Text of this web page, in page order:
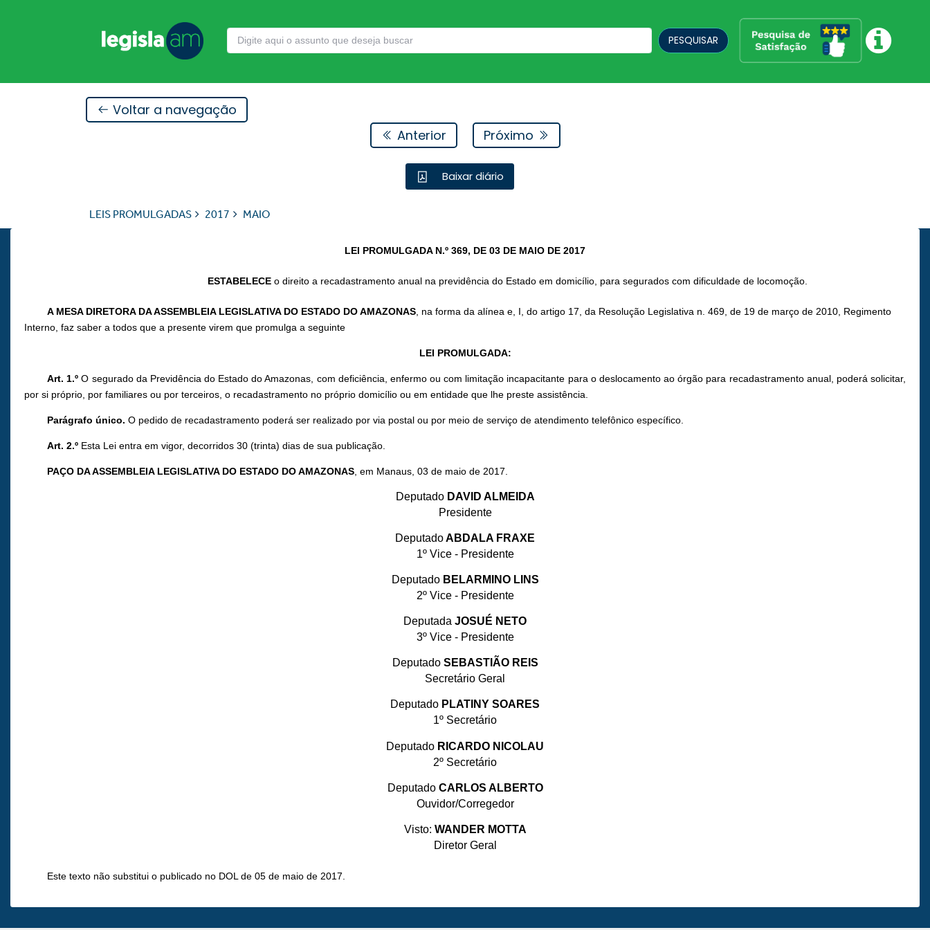
PESQUISAR
Voltar a navegação
Anterior
Próximo
Baixar diário
LEIS PROMULGADAS 2017 MAIO
LEI PROMULGADA N.º 369, DE 03 DE MAIO DE 2017
ESTABELECE o direito a recadastramento anual na previdência do Estado em domicílio, para segurados com dificuldade de locomoção.
A MESA DIRETORA DA ASSEMBLEIA LEGISLATIVA DO ESTADO DO AMAZONAS , na forma da alínea e, I, do artigo 17, da Resolução Legislativa n. 469, de 19 de março de 2010, Regimento
Interno, faz saber a todos que a presente virem que promulga a seguinte
LEI PROMULGADA:
Art. 1.º O segurado da Previdência do Estado do Amazonas, com deficiência, enfermo ou com limitação incapacitante para o deslocamento ao órgão para recadastramento anual, poderá solicitar,
por si próprio, por familiares ou por terceiros, o recadastramento no próprio domicílio ou em entidade que lhe preste assistência.
Parágrafo único. O pedido de recadastramento poderá ser realizado por via postal ou por meio de serviço de atendimento telefônico específico.
Art. 2.º Esta Lei entra em vigor, decorridos 30 (trinta) dias de sua publicação.
PAÇO DA ASSEMBLEIA LEGISLATIVA DO ESTADO DO AMAZONAS, em Manaus, 03 de maio de 2017.
DeputadoDAVID ALMEIDA
Presidente
DeputadoABDALA FRAXE
1º Vice - Presidente
DeputadoBELARMINO LINS
2º Vice - Presidente
Deputada JOSUÉ NETO
3º Vice - Presidente
DeputadoSEBASTIÃO REIS
Secretário Geral
Deputado PLATINY SOARES
1º Secretário
Deputado RICARDO NICOLAU
2º Secretário
DeputadoCARLOS ALBERTO
Ouvidor/Corregedor
Visto: WANDER MOTTA
Diretor Geral
Este texto não substitui o publicado no DOL de 05 de maio de 2017.